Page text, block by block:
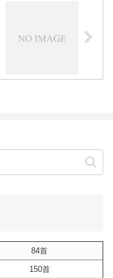
84首
150首